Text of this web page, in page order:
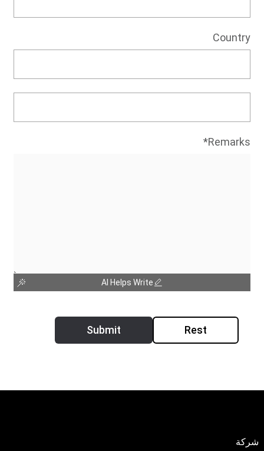
Country
Remarks*
AI Helps Write
Rest
Submit
شركة